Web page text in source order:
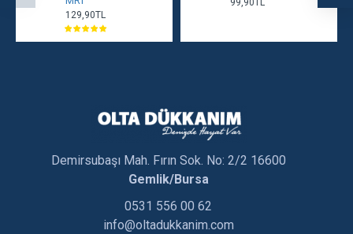
129,90TL
99,90TL
Demirsubaşı Mah. Fırın Sok. No: 2/2 16600
Gemlik/Bursa
0531 556 00 62
info@oltadukkanim.com